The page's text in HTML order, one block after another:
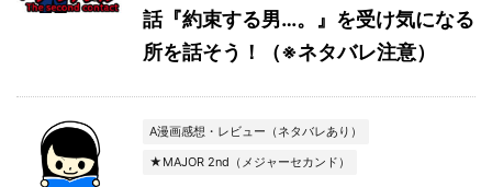
話『約束する男…。』を受け気になる
所を話そう！（※ネタバレ注意）
A漫画感想・レビュー（ネタバレあり）
★MAJOR 2nd（メジャーセカンド）